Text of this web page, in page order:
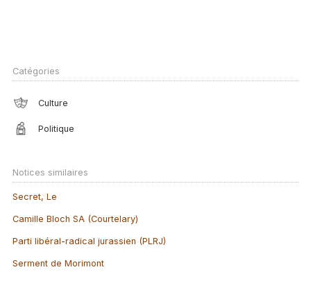
Catégories
Culture
Politique
Notices similaires
Secret, Le
Camille Bloch SA (Courtelary)
Parti libéral-radical jurassien (PLRJ)
Serment de Morimont